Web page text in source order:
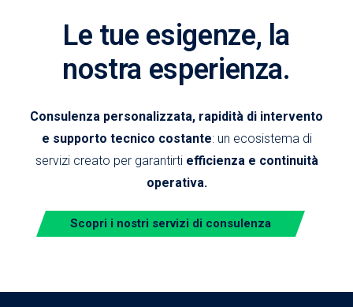
Le tue esigenze, la
nostra esperienza.
Consulenza personalizzata, rapidità di intervento
e supporto tecnico costante: un ecosistema di
servizi creato per garantirti efficienza e continuità
operativa.
Scopri i nostri servizi di consulenza